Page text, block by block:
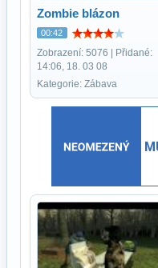
Zombie blázon
00:42
Zobrazení: 5076 | Přidané:
14:06, 18. 03 08
Kategorie: Zábava